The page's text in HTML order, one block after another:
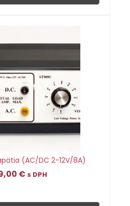
(AC/DC 2-12V/8A)
€ s DPH